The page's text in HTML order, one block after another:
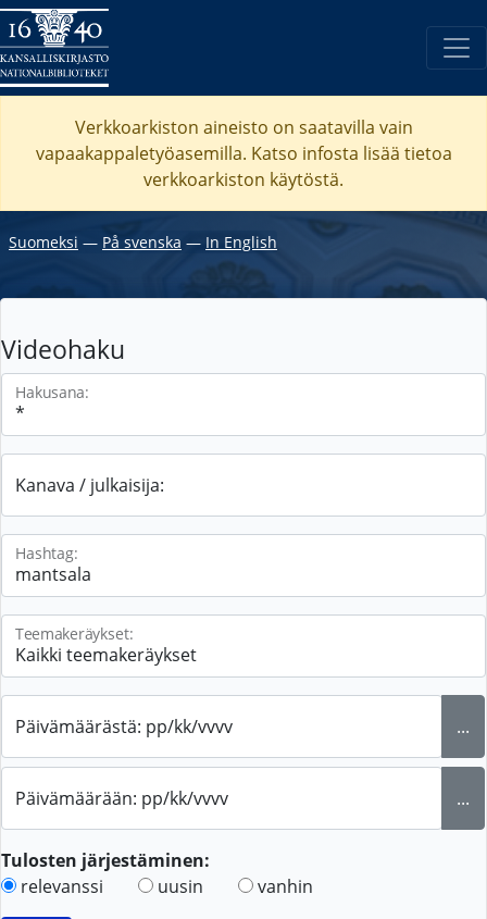
Verkkoarkiston aineisto on saatavilla vain
vapaakappaletyöasemilla. Katso infosta lisää tietoa
verkkoarkiston käytöstä.
Suomeksi ― På svenska ― In English
Videohaku
Hakusana:
Kanava / julkaisija:
Hashtag:
Teemakeräykset:
Päivämäärästä: pp/kk/vvvv ...
Päivämäärään: pp/kk/vvvv ...
Tulosten järjestäminen:
relevanssi
uusin vanhin